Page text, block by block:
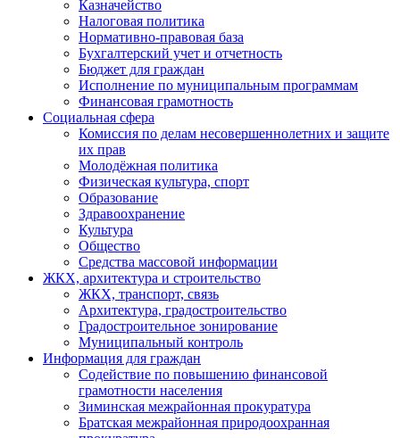
Казначейство
Налоговая политика
Нормативно-правовая база
Бухгалтерский учет и отчетность
Бюджет для граждан
Исполнение по муниципальным программам
Финансовая грамотность
Социальная сфера
Комиссия по делам несовершеннолетних и защите
их прав
Молодёжная политика
Физическая культура, спорт
Образование
Здравоохранение
Культура
Общество
Средства массовой информации
ЖКХ, архитектура и строительство
ЖКХ, транспорт, связь
Архитектура, градостроительство
Градостроительное зонирование
Муниципальный контроль
Информация для граждан
Содействие по повышению финансовой
грамотности населения
Зиминская межрайонная прокуратура
Братская межрайонная природоохранная